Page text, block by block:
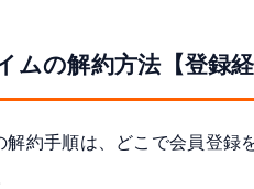
ムの解約方法【登録
解約手順は、どこで会員登録